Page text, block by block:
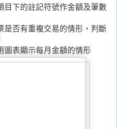
目下的註記符號作金額及筆數
是否有重複交易的情形，判斷
圖表顯示每月金額的情形